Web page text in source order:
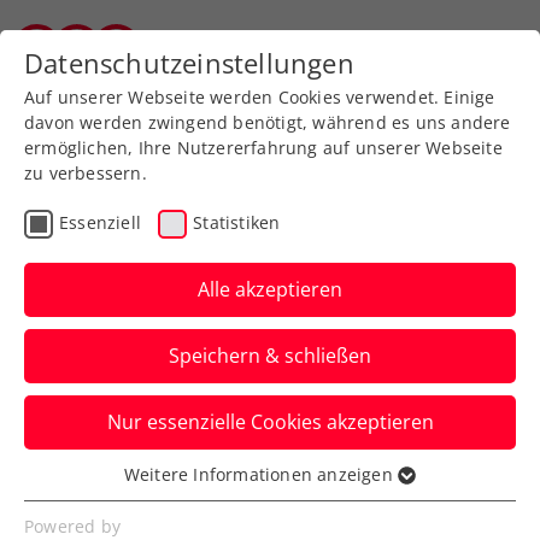
SpielerInnen-Suche
Vereinssuche
Datenschutzeinstellungen
Auf unserer Webseite werden Cookies verwendet. Einige
davon werden zwingend benötigt, während es uns andere
ermöglichen, Ihre Nutzererfahrung auf unserer Webseite
zu verbessern.
Essenziell Statistiken
Alle akzeptieren
Speichern & schließen
Nur essenzielle Cookies akzeptieren
Essenziell
Essenzielle Cookies werden für grundlegende
Weitere Informationen anzeigen
Powered by